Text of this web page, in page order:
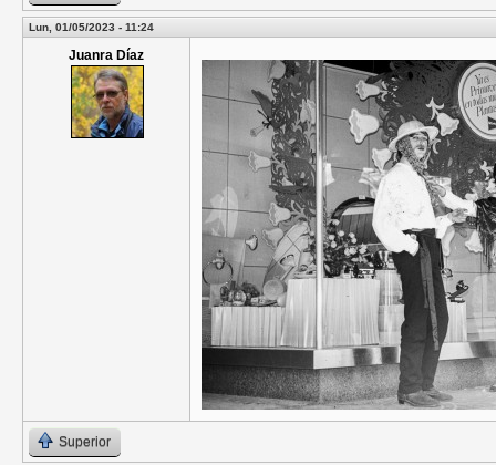
Lun, 01/05/2023 - 11:24
Juanra Díaz
Superior